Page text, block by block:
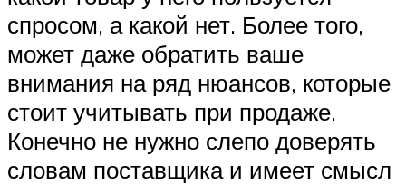
спросом, а какой нет. Более того,
может даже обратить ваше
внимания на ряд нюансов, которые
стоит учитывать при продаже.
Конечно не нужно слепо доверять
словам поставщика и имеет смысл